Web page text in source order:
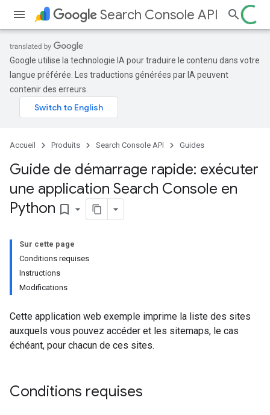
Search Console API
Google utilise la technologie IA pour traduire le contenu dans votre
langue préférée. Les traductions générées par IA peuvent
contenir des erreurs.
Accueil Produits Search Console API Guides
Guide de démarrage rapide: exécuter
une application Search Console en
Python bookmark_border
Sur cette page
Conditions requises
Instructions
Modifications
Cette application web exemple imprime la liste des sites
auxquels vous pouvez accéder et les sitemaps, le cas
échéant, pour chacun de ces sites.
Conditions requises